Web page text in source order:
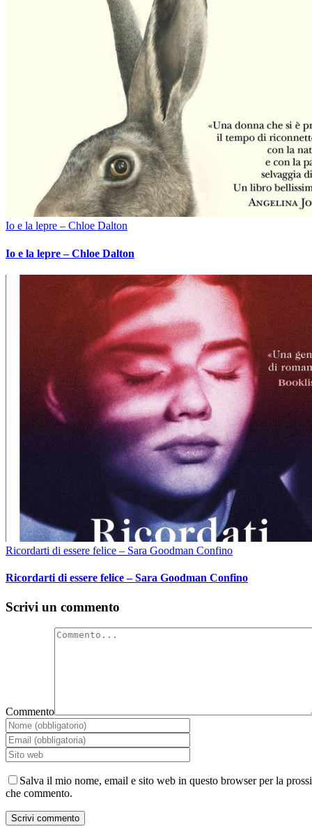
Io e la lepre – Chloe Dalton
Io e la lepre – Chloe Dalton
Ricordarti di essere felice – Sara Goodman Confino
Ricordarti di essere felice – Sara Goodman Confino
Scrivi un commento
Commento
Salva il mio nome, email e sito web in questo browser per la
che commento.